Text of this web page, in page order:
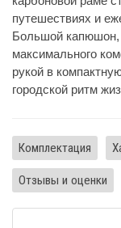
путешествиях и
Большой капюшон,
максимального
рукой в
городской ритм
Комплектация
Отзывы и оценки